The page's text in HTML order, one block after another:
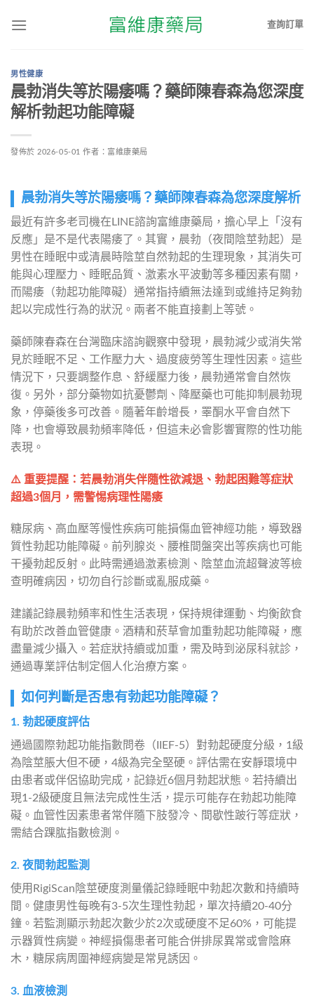
查詢訂單
男性健康
晨勃消失等於陽痿嗎？藥師陳春森為您深度
解析勃起功能障礙
發佈於 2026-05-01 作者： 富維康藥局
晨勃消失等於陽痿嗎？藥師陳春森為您深度解析
最近有許多老司機在LINE諮詢富維康藥局，擔心早上「沒有
反應」是不是代表陽痿了。其實，晨勃（夜間陰莖勃起）是
男性在睡眠中或清晨時陰莖自然勃起的生理現象，其消失可
能與心理壓力、睡眠品質、激素水平波動等多種因素有關，
而陽痿（勃起功能障礙）通常指持續無法達到或維持足夠勃
起以完成性行為的狀況。兩者不能直接劃上等號。
藥師陳春森在台灣臨床諮詢觀察中發現，晨勃減少或消失常
見於睡眠不足、工作壓力大、過度疲勞等生理性因素。這些
情況下，只要調整作息、舒緩壓力後，晨勃通常會自然恢
復。另外，部分藥物如抗憂鬱劑、降壓藥也可能抑制晨勃現
象，停藥後多可改善。隨著年齡增長，睪酮水平會自然下
降，也會導致晨勃頻率降低，但這未必會影響實際的性功能
表現。
⚠️ 重要提醒：若晨勃消失伴隨性欲減退、勃起困難等症狀
超過3個月，需警惕病理性陽痿
糖尿病、高血壓等慢性疾病可能損傷血管神經功能，導致器
質性勃起功能障礙。前列腺炎、腰椎間盤突出等疾病也可能
干擾勃起反射。此時需通過激素檢測、陰莖血流超聲波等檢
查明確病因，切勿自行診斷或亂服成藥。
建議記錄晨勃頻率和性生活表現，保持規律運動、均衡飲食
有助於改善血管健康。酒精和菸草會加重勃起功能障礙，應
盡量減少攝入。若症狀持續或加重，需及時到泌尿科就診，
通過專業評估制定個人化治療方案。
如何判斷是否患有勃起功能障礙？
1. 勃起硬度評估
通過國際勃起功能指數問卷（IIEF-5）對勃起硬度分級，1級
為陰莖脹大但不硬，4級為完全堅硬。評估需在安靜環境中
由患者或伴侶協助完成，記錄近6個月勃起狀態。若持續出
現1-2級硬度且無法完成性生活，提示可能存在勃起功能障
礙。血管性因素患者常伴隨下肢發冷、間歇性跛行等症狀，
需結合踝肱指數檢測。
2. 夜間勃起監測
使用RigiScan陰莖硬度測量儀記錄睡眠中勃起次數和持續時
間。健康男性每晚有3-5次生理性勃起，單次持續20-40分
鐘。若監測顯示勃起次數少於2次或硬度不足60%，可能提
示器質性病變。神經損傷患者可能合併排尿異常或會陰麻
木，糖尿病周圍神經病變是常見誘因。
3. 血液檢測